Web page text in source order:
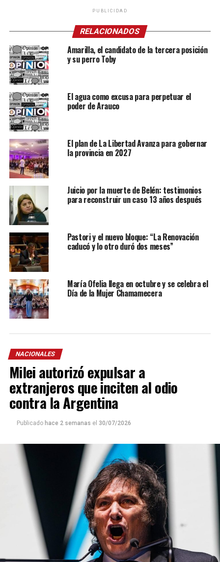
PUBLICIDAD
RELACIONADOS
Amarilla, el candidato de la tercera posición
y su perro Toby
El agua como excusa para perpetuar el
poder de Arauco
El plan de La Libertad Avanza para gobernar
la provincia en 2027
Juicio por la muerte de Belén: testimonios
para reconstruir un caso 13 años después
Pastori y el nuevo bloque: “La Renovación
caducó y lo otro duró dos meses”
María Ofelia llega en octubre y se celebra el
Día de la Mujer Chamamecera
NACIONALES
Milei autorizó expulsar a
extranjeros que inciten al odio
contra la Argentina
Publicado hace 2 semanas el 30/07/2026